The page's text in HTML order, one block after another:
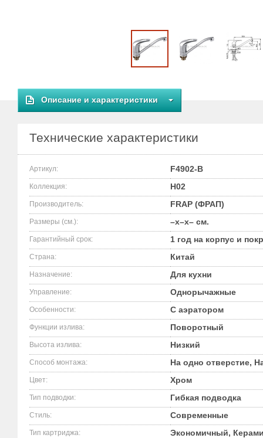
Описание и характеристики
Технические характеристики
Артикул: F4902-B
Коллекция: H02
Производитель: FRAP (ФРАП)
Размеры (см.): –x–x– см.
Гарантийный срок: 1 год на корпус и
Страна: Китай
Назначение: Для кухни
Управление: Однорычажные
Особенности: С аэратором
Функции излива: Поворотный
Высота излива: Низкий
Способ монтажа: На одно отверстие,
Цвет: Хром
Тип подводки: Гибкая подводка
Стиль: Современные
Тип картриджа: Экономичный,